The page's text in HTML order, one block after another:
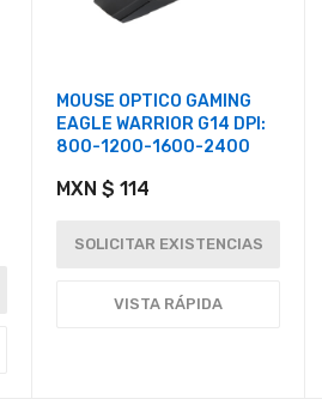
MOUSE OPTICO GAMING
EAGLE WARRIOR G14 DPI:
800-1200-1600-2400
MXN $ 114
SOLICITAR EXISTENCIAS
VISTA RÁPIDA